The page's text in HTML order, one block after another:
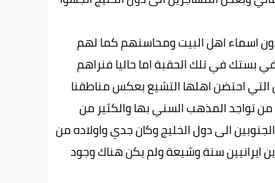
اسماء اهل البيت ومحاسنهم كما لهم
بستك في تلك الحقبة اما حاليا فنراهم
التي احتضن اهلها التشيع بعكس مناطقنا
من تواجد المذهب السني بها والكثير من
الى دول الخليج وكان جدي واولاده من
سنة وشيعة ولم يكن هناك وجود